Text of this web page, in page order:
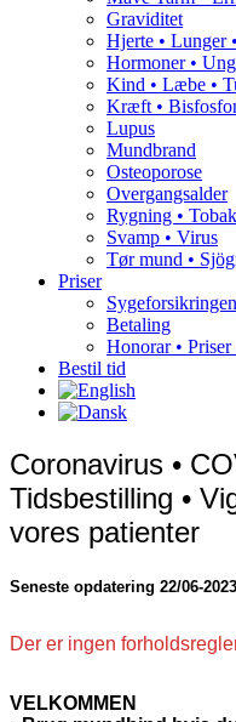
Graviditet
Hjerte • Lunger
Hormoner •
Kind • Læbe •
Kræft •
Lupus
Mundbrand
Osteoporose
Overgangsalder
Rygning •
Svamp • Virus
Tør mund •
Priser
Betaling
Honorar •
Bestil tid
Coronavirus •
Tidsbestilling •
vores patienter
Seneste opdatering 22/06-2023
Der er ingen
VELKOMMEN